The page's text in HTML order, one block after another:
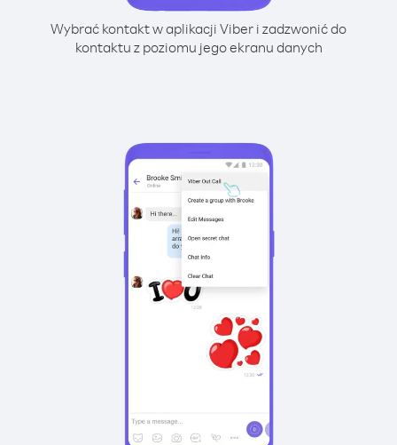
Wybrać kontakt w aplikacji Viber i zadzwonić do
kontaktu z poziomu jego ekranu danych